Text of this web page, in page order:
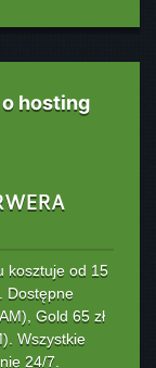
hosting
kosztuje od 15
Dostępne
Gold 65 zł
Wszystkie
24/7.